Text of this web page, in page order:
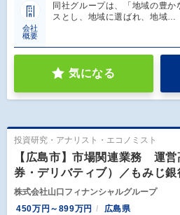
会社
概要
同社グループは、「地域の豊
スとし、地域に選ばれ、地域…
気になる
投資研究・アナリスト・エコノミスト
【広島市】市場関連業務 運
券・デリバティブ）／もみじ銀
株式会社山口フィナンシャルグループ
450万円～899万円
広島県